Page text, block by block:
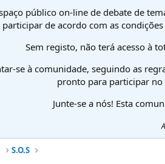
público on-line de debate de
participar de acordo com as
Sem registo, não terá acesso à
se à comunidade, seguindo as
pronto para participar
Junte-se a nós! Esta
S.O.S